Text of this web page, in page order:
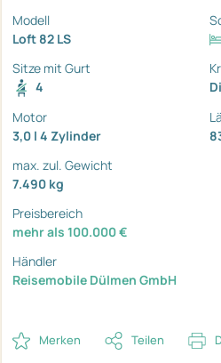
Modell
Loft 82 LS
Sitze mit Gurt
4
Motor
3,0 l 4 Zylinder
max. zul. Gewicht
7.490 kg
Preisbereich
mehr als 100.000 €
Händler
Reisemobile Dülmen GmbH
Merken Teilen